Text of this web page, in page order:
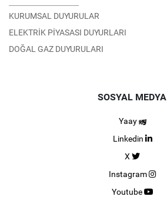
KURUMSAL DUYURULAR
ELEKTRİK PİYASASI DUYURLARI
DOĞAL GAZ DUYURULARI
SOSYAL MEDYA
Yaay
Linkedin
X
Instagram
Youtube